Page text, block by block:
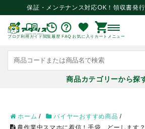
保証・メンテナンス対応OK！領収書発
ブログ利用ガイド 閲覧履歴 FAQ お気に入り カート メニュー
商品カテゴリーから探
meeting_room ログイン person 会員登録
ホーム / バイヤーおすすめ商品 /
農作業中スマホに着信！手袋、どーします？